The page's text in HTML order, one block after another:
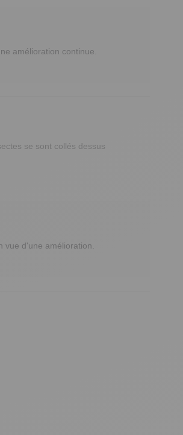
amélioration continue.
se sont collés dessus
d'une amélioration.